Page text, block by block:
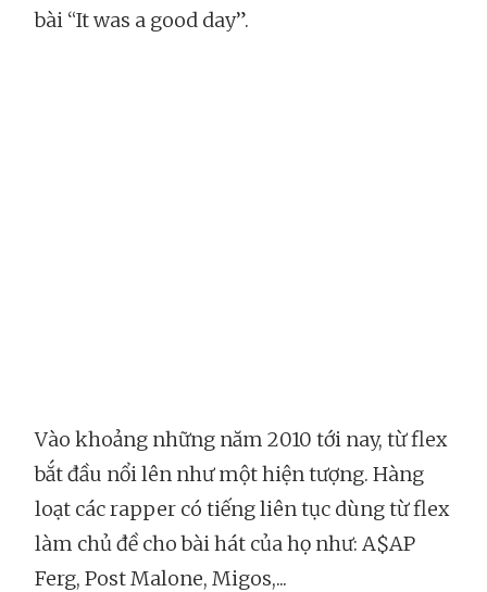
bài “It was a good day”.
Vào khoảng những năm 2010 tới nay, từ flex
bắt đầu nổi lên như một hiện tượng. Hàng
loạt các rapper có tiếng liên tục dùng từ flex
làm chủ đề cho bài hát của họ như: A$AP
Ferg, Post Malone, Migos,...